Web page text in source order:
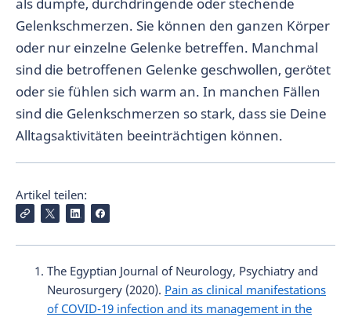
Gelenkschmerzen. Sie können den ganzen Körper
oder nur einzelne Gelenke betreffen. Manchmal
sind die betroffenen Gelenke geschwollen, gerötet
oder sie fühlen sich warm an. In manchen Fällen
sind die Gelenkschmerzen so stark, dass sie Deine
Alltagsaktivitäten beeinträchtigen können.
Artikel teilen:
The Egyptian Journal of Neurology, Psychiatry and
Neurosurgery (2020). Pain as clinical manifestations
of COVID-19 infection and its management in the